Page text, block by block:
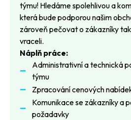
týmu! Hledáme spolehlivou a
která bude podporou našim
zároveň pečovat o zákazníky
vraceli.
Náplň práce:
Administrativní a technická
týmu
Zpracování cenových
Komunikace se zákazníky a
požadavky